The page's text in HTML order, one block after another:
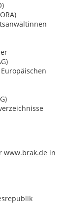
www.brak.de in